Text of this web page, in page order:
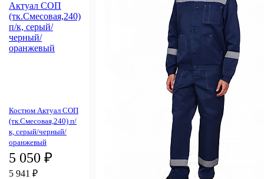
Костюм Актуал СОП
(тк.Смесовая,240) п/
к, серый/черный/
оранжевый
5 050 ₽
5 941 ₽